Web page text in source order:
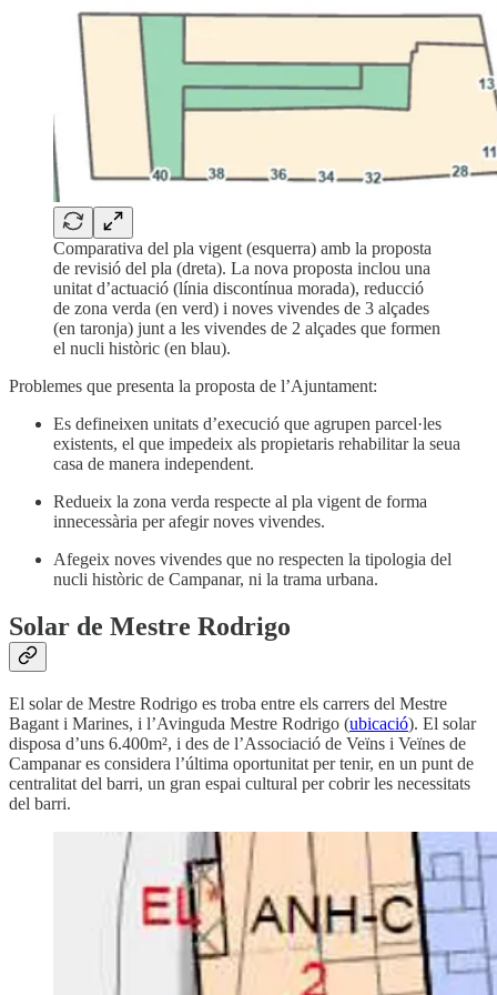
Comparativa del pla vigent (esquerra) amb la proposta
de revisió del pla (dreta). La nova proposta inclou una
unitat d’actuació (línia discontínua morada), reducció
de zona verda (en verd) i noves vivendes de 3 alçades
(en taronja) junt a les vivendes de 2 alçades que formen
el nucli històric (en blau).
Problemes que presenta la proposta de l’Ajuntament:
Es defineixen unitats d’execució que agrupen parcel·les
existents, el que impedeix als propietaris rehabilitar la seua
casa de manera independent.
Redueix la zona verda respecte al pla vigent de forma
innecessària per afegir noves vivendes.
Afegeix noves vivendes que no respecten la tipologia del
nucli històric de Campanar, ni la trama urbana.
Solar de Mestre Rodrigo
El solar de Mestre Rodrigo es troba entre els carrers del Mestre
Bagant i Marines, i l’Avinguda Mestre Rodrigo (ubicació). El solar
disposa d’uns 6.400m², i des de l’Associació de Veïns i Veïnes de
Campanar es considera l’última oportunitat per tenir, en un punt de
centralitat del barri, un gran espai cultural per cobrir les necessitats
del barri.